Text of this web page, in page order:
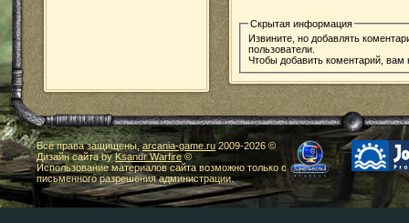
Скрытая информация
Извините, но добавлять
пользователи.
Чтобы добавить коментарий,
Все права защищены,arcania-game.ru2009-2026 ©
Дизайн сайта byKsandr Warfire©
Использование материалов сайта возможно только с
письменного разрешения администрации.